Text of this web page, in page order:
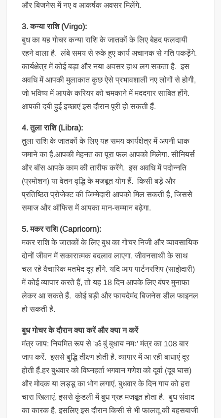
और बिजनेस में नए व आकर्षक अवसर मिलेंगे.
3. कन्या राशि (Virgo):
बुध का यह गोचर कन्या राशि के जातकों के लिए बेहद फलदायी
रहने वाला है. लंबे समय से रुके हुए कार्य अचानक से गति पकड़ेंगे.
कार्यक्षेत्र में कोई बड़ा और नया अवसर हाथ लग सकता है. इस
अवधि में आपकी मुलाकात कुछ ऐसे प्रभावशाली नए लोगों से होगी,
जो भविष्य में आपके करियर को चमकाने में मददगार साबित होंगे.
आपकी दबी हुई इच्छाएं इस दौरान पूरी हो सकती हैं.
4. तुला राशि (Libra):
तुला राशि के जातकों के लिए यह समय कार्यक्षेत्र में अपनी धाक
जमाने का है.आपकी मेहनत का पूरा फल आपको मिलेगा. सीनियर्स
और बॉस आपके काम की तारीफ करेंगे. इस अवधि में पदोन्नति
(प्रमोशन) या वेतन वृद्धि के मजबूत योग हैं. किसी बड़े और
प्रतिष्ठित प्रोजेक्ट की जिम्मेदारी आपको मिल सकती है, जिससे
समाज और ऑफिस में आपका मान-सम्मान बढ़ेगा.
5. मकर राशि (Capricorn):
मकर राशि के जातकों के लिए बुध का गोचर निजी और व्यावसायिक
दोनों जीवन में सकारात्मक बदलाव लाएगा. जीवनसाथी के साथ
चल रहे वैचारिक मतभेद दूर होंगे. यदि आप पार्टनरशिप (साझेदारी)
में कोई व्यापार करते हैं, तो यह 18 दिन आपके लिए बंपर मुनाफा
लेकर आ सकते हैं. कोई बड़ी और फायदेमंद बिजनेस डील फाइनल
हो सकती है.
बुध गोचर के दौरान क्या करें और क्या न करें
मंत्र जाप: नियमित रूप से 'ॐ बुं बुधाय नमः' मंत्र का 108 बार
जाप करें. इससे बुद्धि तीक्ष्ण होती है. व्यापार में आ रही बाधाएं दूर
होती हैं.हर बुधवार को विघ्नहर्ता भगवान गणेश को दूर्वा (दूब घास)
और मोदक या लड्डू का भोग लगाएं. बुधवार के दिन गाय को हरा
चारा खिलाएं. इससे कुंडली में बुध ग्रह मजबूत होता है. बुध संवाद
का कारक है, इसलिए इस दौरान किसी से भी फालतू की बहसबाजी